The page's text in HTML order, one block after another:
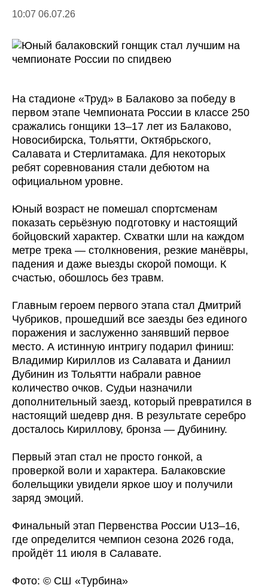
10:07 06.07.26
На стадионе «Труд» в Балаково за победу в
первом этапе Чемпионата России в классе 250
сражались гонщики 13–17 лет из Балаково,
Новосибирска, Тольятти, Октябрьского,
Салавата и Стерлитамака. Для некоторых
ребят соревнования стали дебютом на
официальном уровне.
Юный возраст не помешал спортсменам
показать серьёзную подготовку и настоящий
бойцовский характер. Схватки шли на каждом
метре трека — столкновения, резкие манёвры,
падения и даже выезды скорой помощи. К
счастью, обошлось без травм.
Главным героем первого этапа стал Дмитрий
Чубриков, прошедший все заезды без единого
поражения и заслуженно занявший первое
место. А истинную интригу подарил финиш:
Владимир Кириллов из Салавата и Даниил
Дубинин из Тольятти набрали равное
количество очков. Судьи назначили
дополнительный заезд, который превратился в
настоящий шедевр дня. В результате серебро
досталось Кириллову, бронза — Дубинину.
Первый этап стал не просто гонкой, а
проверкой воли и характера. Балаковские
болельщики увидели яркое шоу и получили
заряд эмоций.
Финальный этап Первенства России U13–16,
где определится чемпион сезона 2026 года,
пройдёт 11 июля в Салавате.
Фото: © СШ «Турбина»